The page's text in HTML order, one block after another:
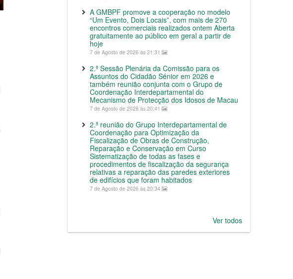
A GMBPF promove a cooperação no modelo
“Um Evento, Dois Locais”, com mais de 270
encontros comerciais realizados ontem Aberta
gratuitamente ao público em geral a partir de
hoje
7 de Agosto de 2026 às 21:31
2.ª Sessão Plenária da Comissão para os
Assuntos do Cidadão Sénior em 2026 e
também reunião conjunta com o Grupo de
Coordenação Interdepartamental do
Mecanismo de Protecção dos Idosos de Macau
7 de Agosto de 2026 às 20:41
2.ª reunião do Grupo Interdepartamental de
Coordenação para Optimização da
Fiscalização de Obras de Construção,
Reparação e Conservação em Curso
Sistematização de todas as fases e
procedimentos de fiscalização da segurança
relativas a reparação das paredes exteriores
de edifícios que foram habitados
7 de Agosto de 2026 às 20:34
Ver todos